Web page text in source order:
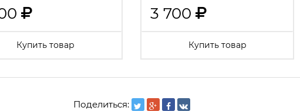
Купить товар
3 700
Купить товар
Поделиться: